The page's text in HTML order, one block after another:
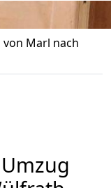
von Marl nach